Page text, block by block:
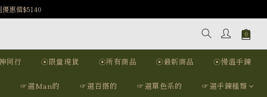
惠價$5140
惠價$5140
鍊 享福利
惠價$5140
同行 ☉限量現貨 ☉所有商品 ☉最新商品 ☉慢溫手鍊
☞選Man的 ☞選百搭的 ☞選單色系的 ☞選手鍊種類